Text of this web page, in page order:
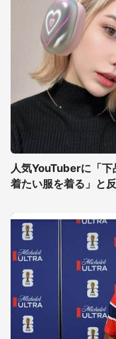
人気YouTuberに「
着たい服を着る」と